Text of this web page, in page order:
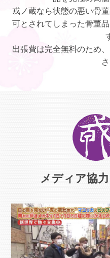
戎ノ蔵なら状態の悪い骨
可とされてしまった骨董
出張費は完全無料のため
メディア協